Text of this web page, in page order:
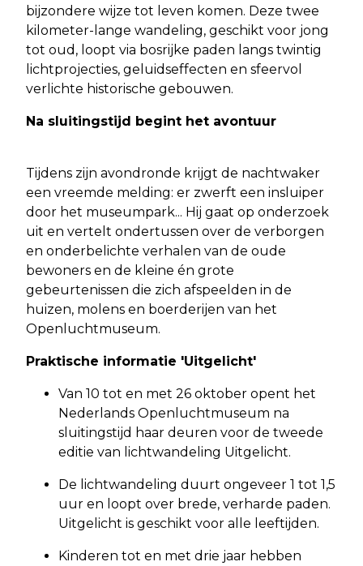
bijzondere wijze tot leven komen. Deze twee
kilometer-lange wandeling, geschikt voor jong
tot oud, loopt via bosrijke paden langs twintig
lichtprojecties, geluidseffecten en sfeervol
verlichte historische gebouwen.
Na sluitingstijd begint het avontuur
Tijdens zijn avondronde krijgt de nachtwaker
een vreemde melding: er zwerft een insluiper
door het museumpark... Hij gaat op onderzoek
uit en vertelt ondertussen over de verborgen
en onderbelichte verhalen van de oude
bewoners en de kleine én grote
gebeurtenissen die zich afspeelden in de
huizen, molens en boerderijen van het
Openluchtmuseum.
Praktische informatie 'Uitgelicht'
Van 10 tot en met 26 oktober opent het
Nederlands Openluchtmuseum na
sluitingstijd haar deuren voor de tweede
editie van lichtwandeling Uitgelicht.
De lichtwandeling duurt ongeveer 1 tot 1,5
uur en loopt over brede, verharde paden.
Uitgelicht is geschikt voor alle leeftijden.
Kinderen tot en met drie jaar hebben